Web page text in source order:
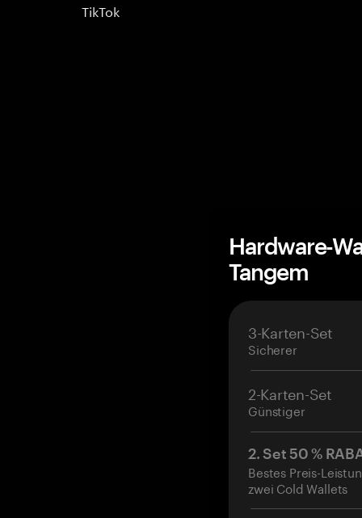
TikTok
Hardware-
Tangem
3-Karten-Set
Sicherer
2-Karten-Set
Günstiger
2. Set 50 %
Bestes Preis-
zwei Cold Wallets